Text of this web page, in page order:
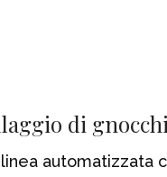
di
automatizzata